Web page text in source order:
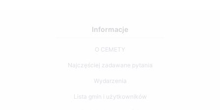
Informacje
O CEMETY
Najczęściej zadawane pytania
Wydarzenia
Lista gmin i użytkowników